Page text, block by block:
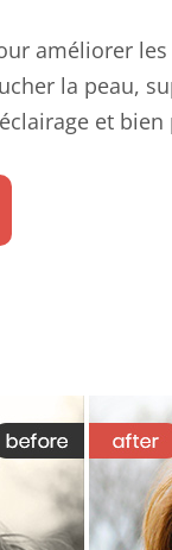
améliorer
la peau,
et bien